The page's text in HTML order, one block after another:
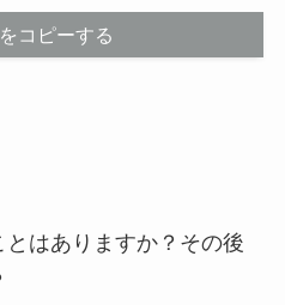
コピーする
はありますか？その後